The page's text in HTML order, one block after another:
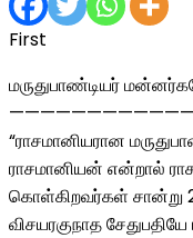
First
மருதுபாண்டியர்
“ராசமானியரான
ராசமானியன் என்றால்
கொள்கிறவர்கள் சான்று
விசயரகுநாத